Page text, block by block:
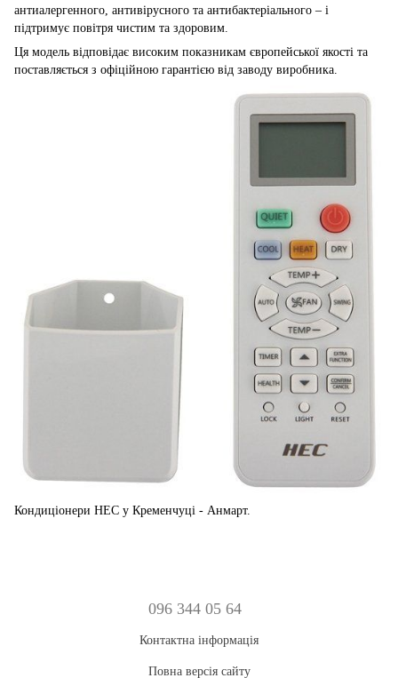
антиалергенного, антивірусного та антибактеріального – і
підтримує повітря чистим та здоровим.
Ця модель відповідає високим показникам європейської якості та
поставляється з офіційною гарантією від заводу виробника.
Кондиціонери HEC у Кременчуці - Анмарт.
096 344 05 64
Контактна інформація
Повна версія сайту